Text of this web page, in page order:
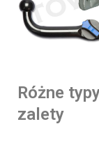
Różne
zalety